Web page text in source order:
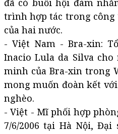
đã có buổi hội đàm
trình hợp tác trong công
của hai nước.
- Việt Nam - Bra-xin:
Inacio Lula da Silva
minh của Bra-xin trong
mong muốn đoàn kết
nghèo.
- Việt - Mĩ phối hợp
7/6/2006 tại Hà Nội,